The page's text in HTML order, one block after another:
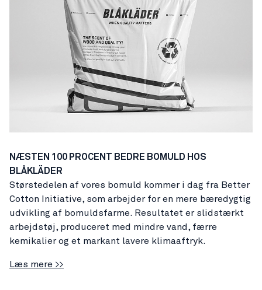
NÆSTEN 100 PROCENT BEDRE BOMULD HOS
BLÅKLÄDER
Størstedelen af vores bomuld kommer i dag fra Better
Cotton Initiative, som arbejder for en mere bæredygtig
udvikling af bomuldsfarme. Resultatet er slidstærkt
arbejdstøj, produceret med mindre vand, færre
kemikalier og et markant lavere klimaaftryk.
Læs mere >>